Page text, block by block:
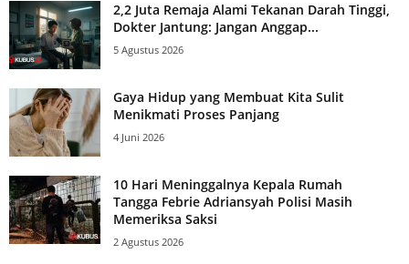
2,2 Juta Remaja Alami Tekanan Darah Tinggi,
Dokter Jantung: Jangan Anggap...
5 Agustus 2026
Gaya Hidup yang Membuat Kita Sulit
Menikmati Proses Panjang
4 Juni 2026
10 Hari Meninggalnya Kepala Rumah
Tangga Febrie Adriansyah Polisi Masih
Memeriksa Saksi
2 Agustus 2026